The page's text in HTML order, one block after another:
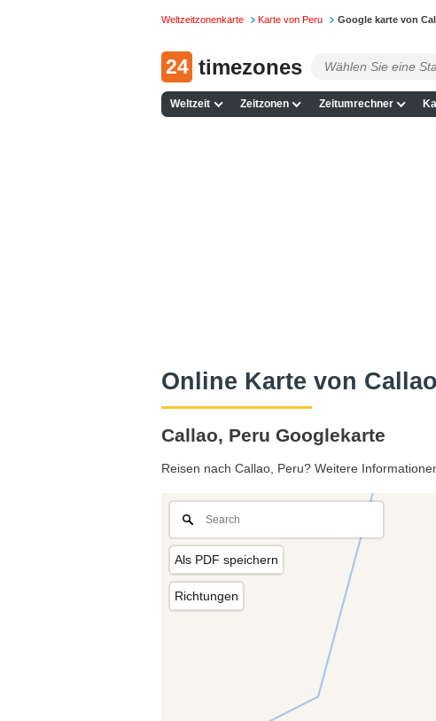
Weltzeitzonenkarte Karte von Peru Google karte von
24 timezones
Weltzeit Zeitzonen Zeitumrechner
Online Karte von
Callao, Peru Googlekarte
Reisen nach Callao, Peru? Weitere
Als PDF speichern
Richtungen